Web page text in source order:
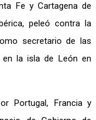
Fe y Cartagena de
peleó contra la
secretario de las
la isla de León en
Portugal, Francia y